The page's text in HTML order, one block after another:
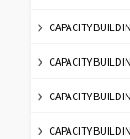
CAPACITY
CAPACITY
CAPACITY
CAPACITY